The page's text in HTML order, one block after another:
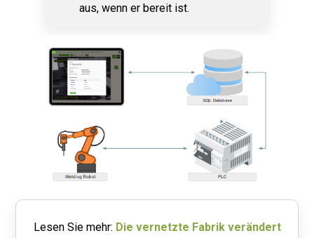
aus, wenn er bereit ist.
Lesen Sie mehr: Die vernetzte Fabrik verändert